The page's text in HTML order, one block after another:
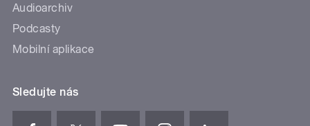
Audioarchiv
Podcasty
Mobilní aplikace
Sledujte nás